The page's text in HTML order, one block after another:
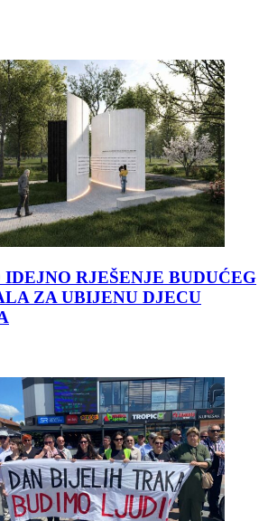
RJEŠENJE BUDUĆEG
ZA UBIJENU DJECU